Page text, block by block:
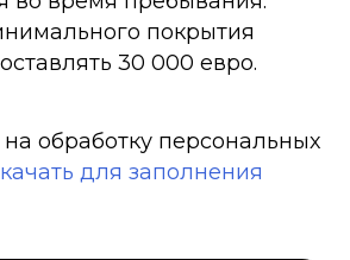
покрытия
30 000 евро.
обработку персональных
для заполнения